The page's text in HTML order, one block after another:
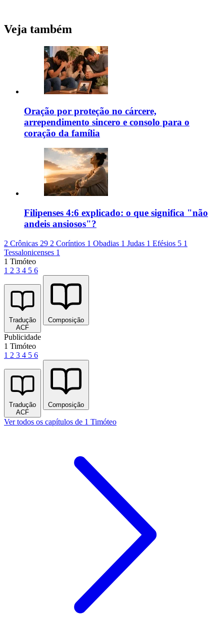
Veja também
Oração por proteção no cárcere,
arrependimento sincero e consolo para o
coração da família
Filipenses 4:6 explicado: o que significa "não
andeis ansiosos"?
2 Crônicas 29 2 Coríntios 1 Obadias 1 Judas 1 Efésios 5 1
Tessalonicenses 1
1 Timóteo
1 2 3 4 5 6
Tradução
ACF
Composição
Publicidade
1 Timóteo
1 2 3 4 5 6
Tradução
ACF
Composição
Ver todos os capítulos de 1 Timóteo